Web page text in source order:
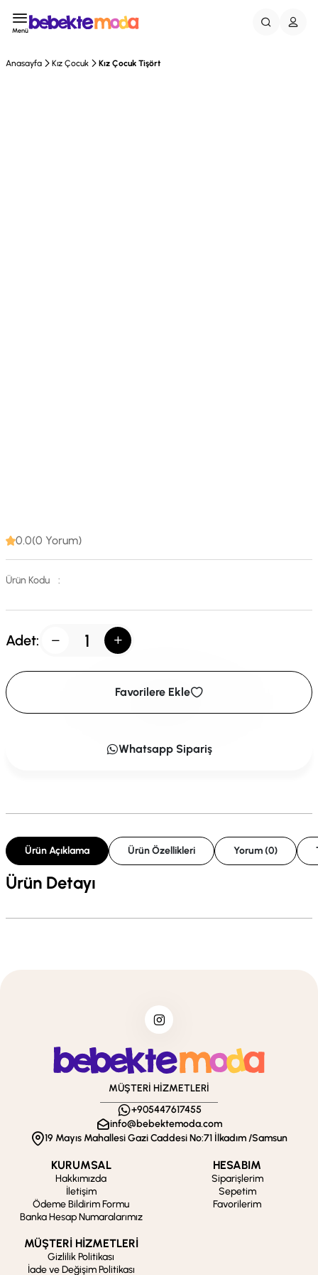
Menü
Anasayfa Kız Çocuk Kız Çocuk Tişört
0.0(0 Yorum)
Ürün Kodu :
Adet:
Favorilere Ekle
Whatsapp Sipariş
Ürün Açıklama Ürün Özellikleri Yorum (0)
Ürün Detayı
MÜŞTERİ HİZMETLERİ
+905447617455
info@bebektemoda.com
19 Mayıs Mahallesi Gazi Caddesi No:71 İlkadım /Samsun
KURUMSAL
Hakkımızda
İletişim
Ödeme Bildirim Formu
Banka Hesap Numaralarımız
HESABIM
Siparişlerim
Sepetim
Favorilerim
MÜŞTERİ HİZMETLERİ
Gizlilik Politikası
İade ve Değişim Politikası